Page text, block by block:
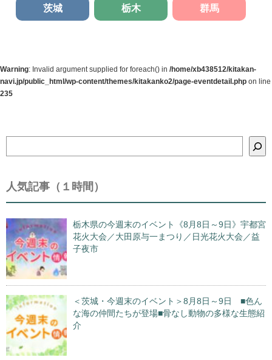
茨城 栃木 群馬
Warning: Invalid argument supplied for foreach() in /home/xb438512/kitakan-
navi.jp/public_html/wp-content/themes/kitakanko2/page-eventdetail.php on line
235
索
人気記事（１時間）
栃木県の今週末のイベント《8月8日～9日》宇都宮
花火大会／大田原与一まつり／日光花火大会／益
子夜市
＜茨城・今週末のイベント＞8月8日～9日 ■色ん
な海の仲間たちが登場■骨なし動物の多様な生態紹
介